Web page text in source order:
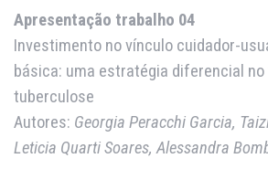
Apresentação trabalho 04
Investimento no vínculo cuidador-
básica: uma estratégia diferencial
tuberculose
Autores: Georgia Peracchi Garcia,
Leticia Quarti Soares, Alessandra